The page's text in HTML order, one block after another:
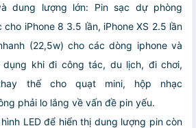
dung lượng lớn: Pin sạc dự phòng
iPhone 8 3.5 lần, iPhone XS 2.5 lần
(22,5w) cho các dòng iphone và
dụng khi đi công tác, du lịch, đi chơi,
thế cho quạt mini, hộp nhạc
phải lo lắng về vấn đề pin yếu.
LED để hiển thị dung lượng pin còn